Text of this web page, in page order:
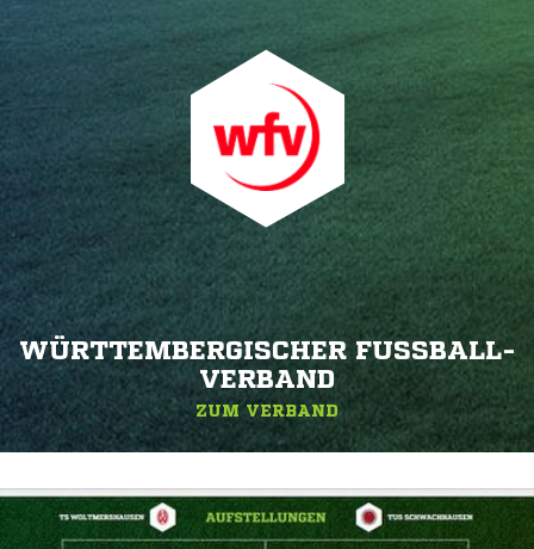
WÜRTTEMBERGISCHER FUSSBALL-V
ERBAND
ZUM VERBAND